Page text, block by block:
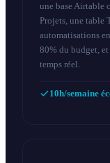
une base Airtable
Projets, une table
automatisations
80% du budget,
temps réel.
10h/semaine